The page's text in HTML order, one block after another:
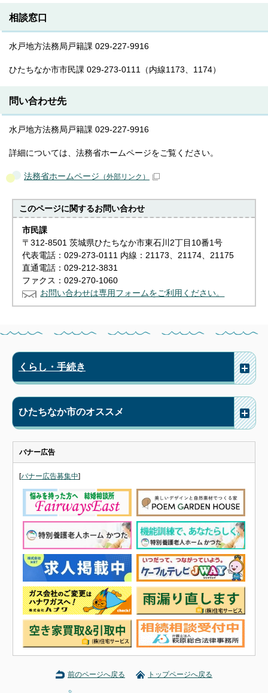
相談窓口
水戸地方法務局戸籍課 029-227-9916
ひたちなか市市民課 029-273-0111（内線1173、1174）
問い合わせ先
水戸地方法務局戸籍課 029-227-9916
詳細については、法務省ホームページをご覧ください。
法務省ホームページ （外部リンク）
このページに関するお問い合わせ
市民課
〒312-8501 茨城県ひたちなか市東石川2丁目10番1号
代表電話：029-273-0111 内線：21173、21174、21175
直通電話：029-212-3831
ファクス：029-270-1060
お問い合わせは専用フォームをご利用ください。
くらし・手続き
ひたちなか市のオススメ
バナー広告
[バナー広告募集中]
前のページへ戻る トップページへ戻る